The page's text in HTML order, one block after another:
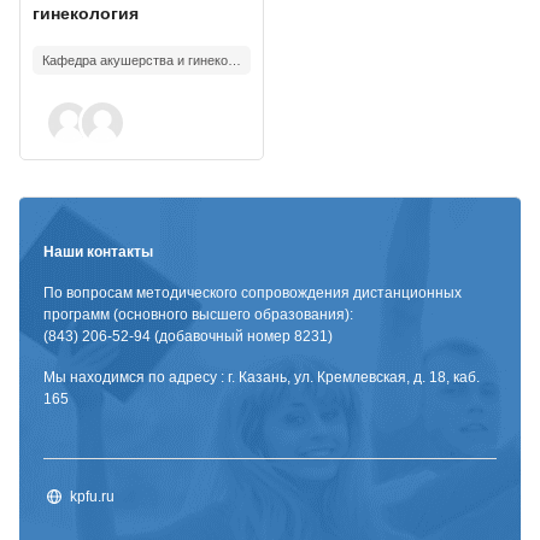
гинекология
Наши контакты
По вопросам методического сопровождения дистанционных
программ (основного высшего образования):
(843) 206-52-94 (добавочный номер 8231)
Мы находимся по адресу : г. Казань, ул. Кремлевская, д. 18, каб.
165
kpfu.ru